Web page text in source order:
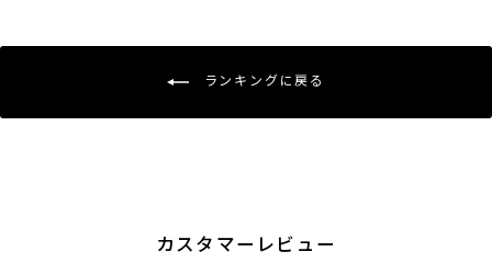
ランキングに戻る
カスタマーレビュー